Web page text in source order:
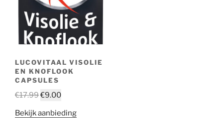
LUCOVITAAL VISOLIE
EN KNOFLOOK
CAPSULES
€17.99€9.00
Bekijk aanbieding